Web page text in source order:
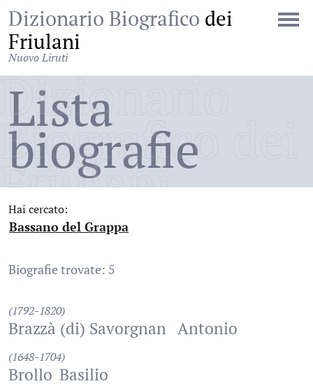
Dizionario Biografico dei
Friulani
Nuovo Liruti
Dizionario
Biografico dei
Friulani
Lista
biografie
Hai cercato:
Bassano del Grappa
Biografie trovate: 5
(1792-1820)
Brazzà (di) Savorgnan Antonio
(1648-1704)
Brollo Basilio